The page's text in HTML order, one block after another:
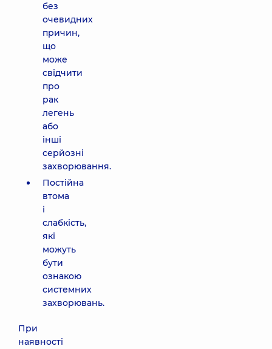
без
очевидних
причин,
що
може
свідчити
про
рак
легень
або
інші
серйозні
захворювання.
Постійна
втома
і
слабкість,
які
можуть
бути
ознакою
системних
захворювань.
При
наявності